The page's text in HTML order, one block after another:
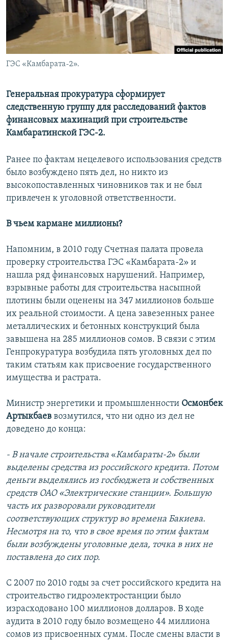
ГЭС «Камбарата-2».
Генеральная прокуратура сформирует
следственную группу для расследований фактов
финансовых махинаций при строительстве
Камбаратинской ГЭС-2.
Ранее по фактам нецелевого использования средств
было возбуждено пять дел, но никто из
высокопоставленных чиновников так и не был
привлечен к уголовной ответственности.
В чьем кармане миллионы?
Напомним, в 2010 году Счетная палата провела
проверку строительства ГЭС «Камбарата-2» и
нашла ряд финансовых нарушений. Например,
взрывные работы для строительства насыпной
плотины были оценены на 347 миллионов больше
их реальной стоимости. А цена завезенных ранее
металлических и бетонных конструкций была
завышена на 285 миллионов сомов. В связи с этим
Генпрокуратура возбудила пять уголовных дел по
таким статьям как присвоение государственного
имущества и растрата.
Министр энергетики и промышленности Осмонбек
Артыкбаев возмутился, что ни одно из дел не
доведено до конца:
- В начале строительства «Камбараты-2» были
выделены средства из российского кредита. Потом
деньги выделялись из госбюджета и собственных
средств ОАО «Электрические станции». Большую
часть их разворовали руководители
соответствующих структур во времена Бакиева.
Несмотря на то, что в свое время по этим фактам
были возбуждены уголовные дела, точка в них не
поставлена до сих пор.
С 2007 по 2010 годы за счет российского кредита на
строительство гидроэлектростанции было
израсходовано 100 миллионов долларов. В ходе
аудита в 2010 году было возмещено 44 миллиона
сомов из присвоенных сумм. После смены власти в